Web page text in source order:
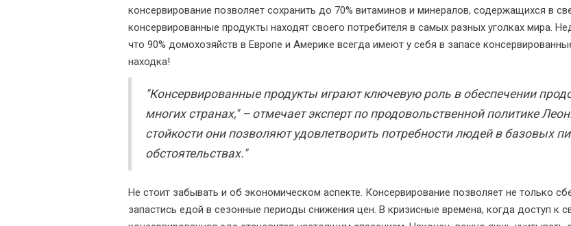
консервирование позволяет сохранить до 70% витаминов и минералов, содержащихся в
консервированные продукты находят своего потребителя в самых разных уголках мира.
что 90% домохозяйств в Европе и Америке всегда имеют у себя в запасе
находка!
"Консервированные продукты играют ключевую роль в обеспечении
многих странах," – отмечает эксперт по продовольственной политике
стойкости они позволяют удовлетворить потребности людей в базовых
обстоятельствах."
Не стоит забывать и об экономическом аспекте. Консервирование позволяет не только
запастись едой в сезонные периоды снижения цен. В кризисные времена, когда доступ к